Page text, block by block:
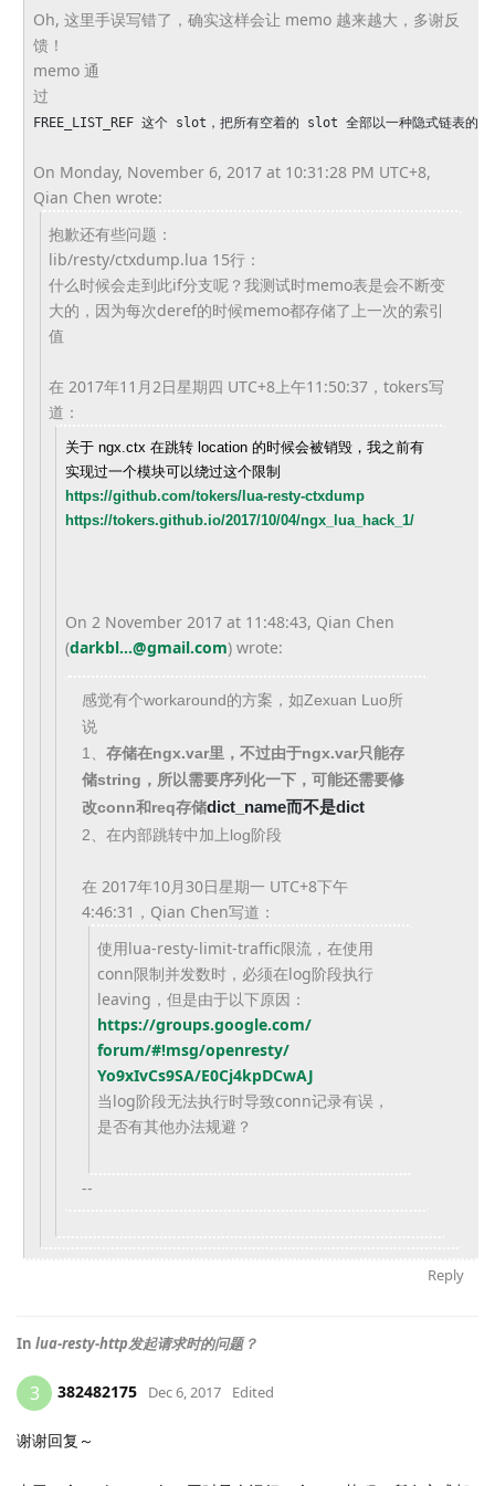
Oh, 这里手误写错了，确实这样会让 memo 越来越大，多谢反
馈！
memo 通
过
FREE_LIST_REF 这个 slot，把所有空着的 slot 全部以一种隐式链表的
On Monday, November 6, 2017 at 10:31:28 PM UTC+8,
Qian Chen wrote:
抱歉还有些问题：
lib/resty/ctxdump.lua 15行：
什么时候会走到此if分支呢？ 我测试时memo表是会不断变
大的， 因为每次deref的时候memo都存储了上一次的索引
值
在 2017年11月2日星期四 UTC+8上午11:50:37，tokers写
道：
关于 ngx.ctx 在跳转 location 的时候会被销毁，我之前有
实现过一个模块可以绕过这个限制
https://github.com/tokers/lua-resty-ctxdump
https://tokers.github.io/2017/10/04/ngx_lua_hack_1/
On 2 November 2017 at 11:48:43, Qian Chen
(darkbl...@gmail.com) wrote:
感觉有个workaround的方案，如Zexuan Luo所
说
1、 存储在ngx.var里，不过由于ngx.var只能存
储string，所以需要序列化一下， 可能还需要修
改conn和req存储dict_name而不是dict
2、在内部跳转中加上log阶段
在 2017年10月30日星期一 UTC+8下午
4:46:31，Qian Chen写道：
使用lua-resty-limit-traffic限流， 在使用
conn限制并发数时， 必须在log阶段执行
leaving，但是由于以下原因：
https://groups.google.com/
forum/#!msg/openresty/
Yo9xIvCs9SA/E0Cj4kpDCwAJ
当log阶段无法执行时导致conn记录有误，
是否有其他办法规避？
--
Reply
In lua-resty-http发起请求时的问题？
3 382482175 Dec 6, 2017 Edited
谢谢回复～